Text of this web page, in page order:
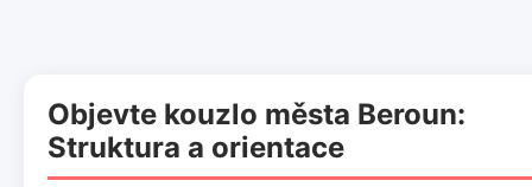
Objevte kouzlo města Beroun:
Struktura a orientace